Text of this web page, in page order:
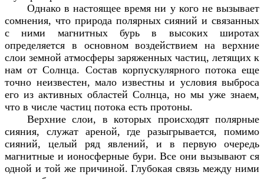
Однако в настоящее время ни у кого не вызывает
сомнения, что природа полярных сияний и связанных
с ними магнитных бурь в высоких широтах
определяется в основном воздействием на верхние
слои земной атмосферы заряженных частиц, летящих к
нам от Солнца. Состав корпускулярного потока еще
точно неизвестен, мало известны и условия выброса
его из активных областей Солнца, но мы уже знаем,
что в числе частиц потока есть протоны.
Верхние слои, в которых происходят полярные
сияния, служат ареной, где разыгрывается, помимо
сияний, целый ряд явлений, и в первую очередь
магнитные и ионосферные бури. Все они вызывают ся
одной и той же причиной. Глубокая связь между ними